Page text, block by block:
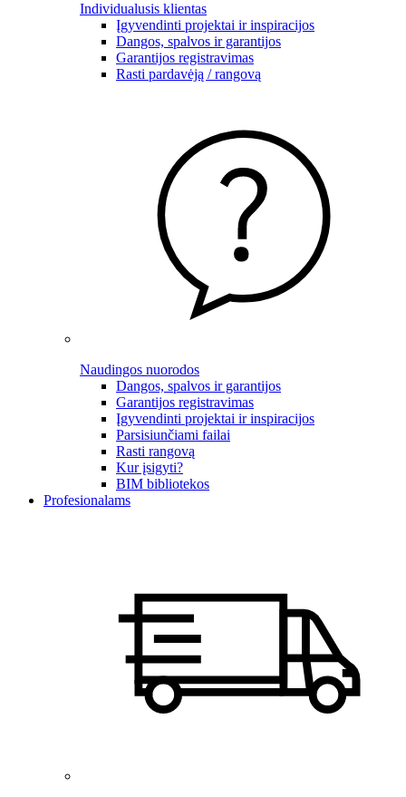
Individualusis klientas
Įgyvendinti projektai ir inspiracijos
Dangos, spalvos ir garantijos
Garantijos registravimas
Rasti pardavėją / rangovą
Naudingos nuorodos
Dangos, spalvos ir garantijos
Garantijos registravimas
Įgyvendinti projektai ir inspiracijos
Parsisiunčiami failai
Rasti rangovą
Kur įsigyti?
BIM bibliotekos
Profesionalams